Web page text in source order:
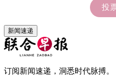
新闻速递
订阅新闻速递，洞悉时代脉搏。